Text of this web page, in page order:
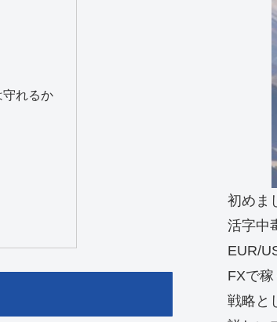
れるか
初めま
活字中
EUR/
FXで
戦略と